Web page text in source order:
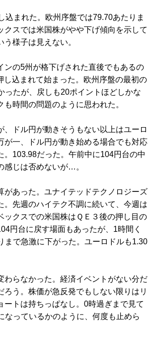
まれた。欧州序盤では79.70あたりま
スでは米国株がやや下げ傾向を示して
様子は見えない。
の5州が格下げされた直後でもあるの
込まれて始まった。欧州序盤の最初の
ったが、戻しも20ポイントほどしかな
時間の問題のように思われた。
ドル円が動きそうもない以上はユーロ
が一、ドル円が動き始める場合でも対応
103.98だった。午前中に104円台の中
感じは否めないが…。
あった。ユナイテッドテクノロジーズ
先週のハイテク不調に続いて、今週は
クスでの米国株はＱＥ３後の押し目の
円台に戻す場面もあったが、1時間く
まで急激に下がった。ユーロドルも1.30
らなかった。経済イベントがない分だ
う。株価が急反発でもしない限りはリ
トは持ちっぱなし。0時過ぎまで見て
なっているかのように、何度も止めら